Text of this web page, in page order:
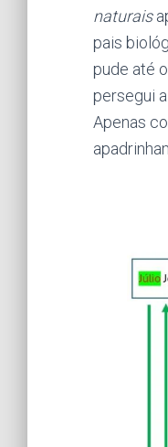
naturais
pais
pude até
persegui
Apenas